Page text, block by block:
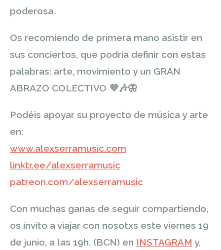
poderosa.
Os recomiendo de primera mano asistir en
sus conciertos, que podría definir con estas
palabras: arte, movimiento y un GRAN
ABRAZO COLECTIVO 💜🎶🦋
Podéis apoyar su proyecto de música y arte
en:
www.alexserramusic.com
linktr.ee/alexserramusic
patreon.com/alexserramusic
Con muchas ganas de seguir compartiendo,
os invito a viajar con nosotxs este viernes 19
de junio, a las 19h. (BCN) en INSTAGRAM y,